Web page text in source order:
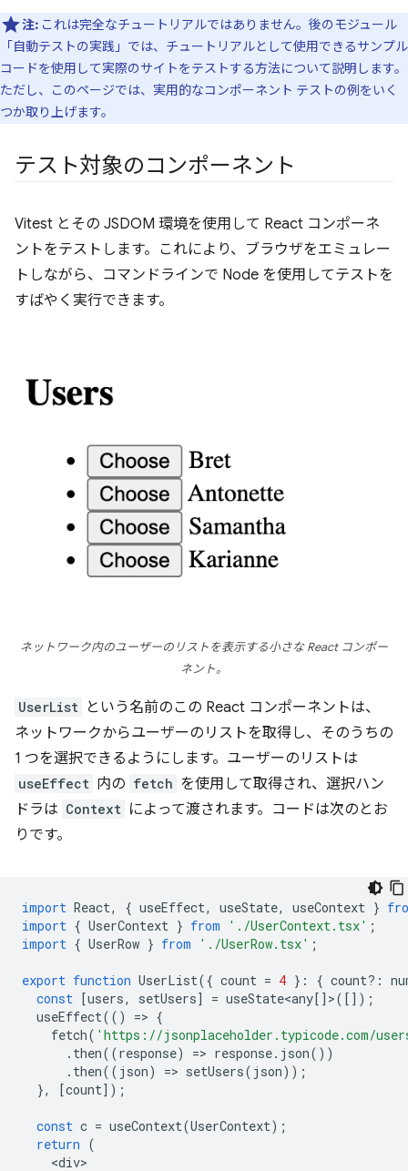
注: これは完全なチュートリアルではありません。後のモジュール
「自動テストの実践」では、チュートリアルとして使用できるサンプル
コードを使用して実際のサイトをテストする方法について説明します。
ただし、このページでは、実用的なコンポーネント テストの例をいく
つか取り上げます。
テスト対象のコンポーネント
Vitest とその JSDOM 環境を使用して React コンポーネ
ントをテストします。これにより、ブラウザをエミュレー
トしながら、コマンドラインで Node を使用してテストを
すばやく実行できます。
ネットワーク内のユーザーのリストを表示する小さな React コンポー
ネント。
UserList という名前のこの React コンポーネントは、
ネットワークからユーザーのリストを取得し、そのうちの
1 つを選択できるようにします。ユーザーのリストは
useEffect 内の fetch を使用して取得され、選択ハン
ドラは Context によって渡されます。コードは次のとお
りです。
import React, { useEffect, useState, useContext }
import { UserContext } from './UserContext.tsx' ;
import { UserRow } from './UserRow.tsx' ;
export function UserList({ count = 4 } : { count?:
const [users, setUsers] = useState<any[]>([]);
useEffect(() => {
fetch( 'https://jsonplaceholder.typicode.com/
. then((response) => response. json())
. then(( json) => setUsers( json));
},
[count]);
const c = useContext(UserContext);
return (
<div